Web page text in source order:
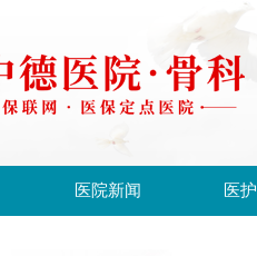
医院新闻 医